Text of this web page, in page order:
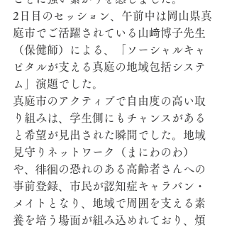
2日目のセッション、午前中は岡山県真
庭市でご活躍されている山﨑博子先生
（保健師）による、「ソーシャルキャ
ピタルが支える真庭の地域包括システ
ム」演題でした。
真庭市のアクティブで自由度の高い取
り組みは、学生側にもチャンスがある
と希望が見出された瞬間でした。地域
見守りネットワーク（まにわのわ）
や、徘徊の恐れのある高齢者さんへの
事前登録、市民が認知症キャラバン・
メイトとなり、地域で周囲を支える素
養を培う場面が組み込めれており、煩